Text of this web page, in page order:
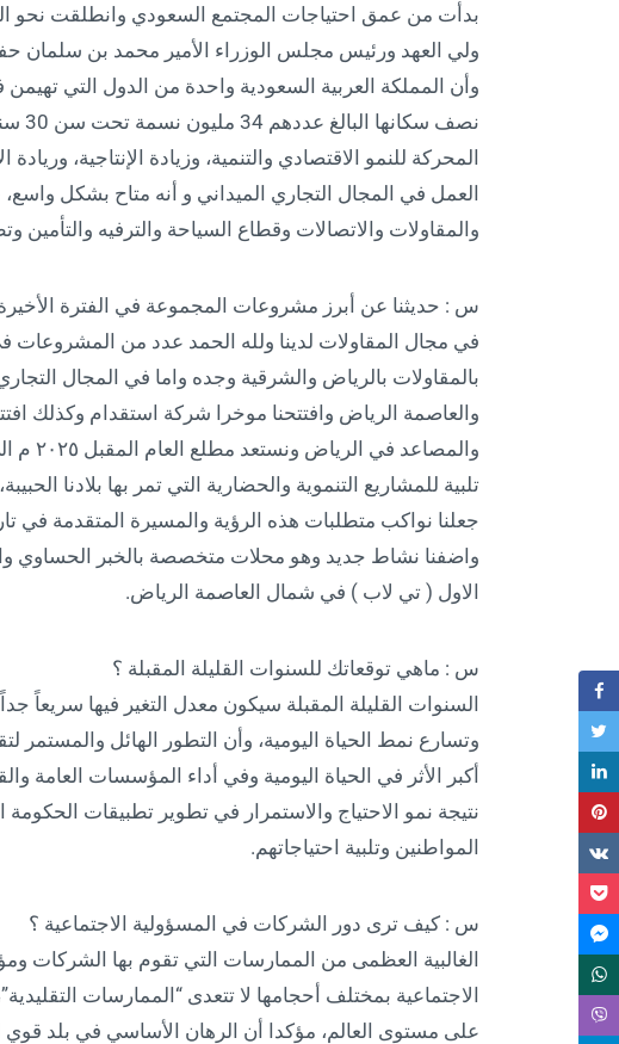
بدأت من عمق احتياجات المجتمع السعودي وانطلقت نحو
ولي العهد ورئيس مجلس الوزراء الأمير محمد بن سلمان
وأن المملكة العربية السعودية واحدة من الدول التي تهيمن
نصف
المحركة للنمو الاقتصادي والتنمية، وزيادة الإنتاجية،
العمل في المجال التجاري الميداني و أنه متاح بشكل
والمقاولات والاتصالات وقطاع السياحة والترفيه والتأمين
س : حديثنا عن أبرز مشروعات المجموعة في الفترة
في مجال المقاولات لدينا ولله الحمد عدد من المشروعات
بالمقاولات بالرياض والشرقية وجده واما في المجال
والعاصمة الرياض وافتتحنا موخرا شركة استقدام وكذلك
تلبية للمشاريع التنموية والحضارية التي تمر بها بلادنا
جعلنا نواكب متطلبات هذه الرؤية والمسيرة المتقدمة
واضفنا نشاط جديد وهو محلات متخصصة بالخبر الحساوي
الاول ( تي لاب ) في شمال العاصمة الرياض.
س : ماهي توقعاتك للسنوات القليلة المقبلة ؟
السنوات القليلة المقبلة سيكون معدل التغير فيها سريعاً
وتسارع نمط الحياة اليومية، وأن التطور الهائل والمستمر
أكبر الأثر في الحياة اليومية وفي أداء المؤسسات العامة
نتيجة نمو الاحتياج والاستمرار في تطوير تطبيقات
المواطنين وتلبية احتياجاتهم.
س : كيف ترى دور الشركات في المسؤولية الاجتماعية ؟
الغالبية العظمى من الممارسات التي تقوم بها الشركات
الاجتماعية بمختلف أحجامها لا تتعدى “الممارسات
على مستوى العالم، مؤكدا أن الرهان الأساسي في بلد قوي